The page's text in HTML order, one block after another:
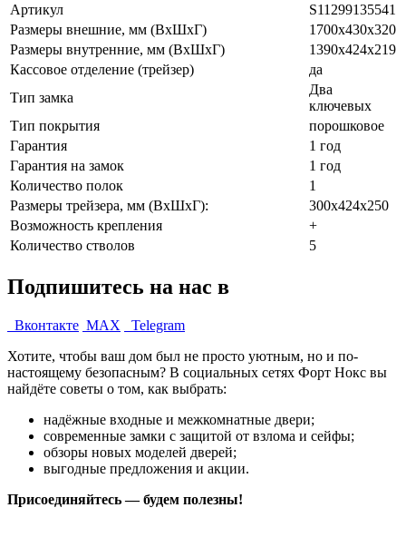
Артикул
S11299135541
Размеры внешние, мм (ВхШхГ)
1700х430х320
Размеры внутренние, мм (ВхШхГ)
1390х424х219
Кассовое отделение (трейзер)
да
Тип замка
Два
ключевых
Тип покрытия
порошковое
Гарантия
1 год
Гарантия на замок
1 год
Количество полок
1
Размеры трейзера, мм (ВхШхГ):
300х424х250
Возможность крепления
+
Количество стволов
5
Подпишитесь на нас в
Вконтакте MAX
Telegram
Хотите, чтобы ваш дом был не просто уютным, но и по-
настоящему безопасным? В социальных сетях Форт Нокс вы
найдёте советы о том, как выбрать:
надёжные входные и межкомнатные двери;
современные замки с защитой от взлома и сейфы;
обзоры новых моделей дверей;
выгодные предложения и акции.
Присоединяйтесь — будем полезны!